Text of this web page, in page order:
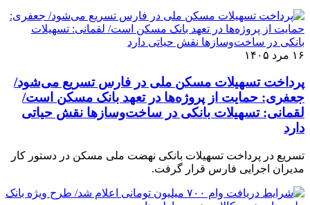
۱۶ مرد ۱۴۰۵
پرداخت تسهیلات مسکن ملی در فارس تسریع می‌شود/
جعفری: حمایت از پروژه‌ها در تعهد بانک مسکن است/
لقمانی: تسهیلات بانکی در ساخت‌وسازها نقش حیاتی
دارد
تسریع در پرداخت تسهیلات بانکی نهضت ملی مسکن در دستور کار
مدیران اجرایی فارس قرار گرفت.